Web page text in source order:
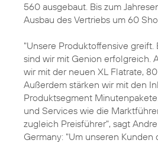
560 ausgebaut. Bis zum
Ausbau des Vertriebs um 60
"Unsere Produktoffensive greift.
sind wir mit Genion erfolgreich.
wir mit der neuen XL Flatrate,
Außerdem stärken wir mit den
Produktsegment
und Services wie die
zugleich Preisführer", sagt
Germany: "Um unseren Kunden